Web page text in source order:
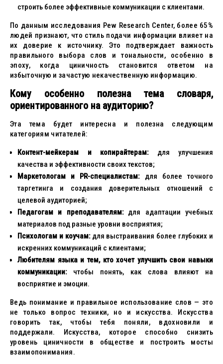
строить более эффективные коммуникации с клиентами.
По данным исследования Pew Research Center, более 65%
людей признают, что стиль подачи информации влияет на
их доверие к источнику. Это подтверждает важность
правильного выбора слов и тональности, особенно в
эпоху, когда циничность становится ответом на
избыточную и зачастую некачественную информацию.
Кому особенно полезна тема словаря,
ориентированного на аудиторию?
Эта тема будет интересна и полезна следующим
категориям читателей:
Контент-мейкерам и копирайтерам:для улучшения
качества и эффективности своих текстов;
Маркетологам и PR-специалистам:для более точного
таргетинга и создания доверительных отношений с
целевой аудиторией;
Педагогам и преподавателям:для адаптации учебных
материалов под разные уровни восприятия;
Психологам и коучам:для выстраивания более глубоких и
искренних коммуникаций с клиентами;
Любителям языка и тем, кто хочет улучшить свои навыки
коммуникации:чтобы понять, как слова влияют на
восприятие и эмоции.
Ведь понимание и правильное использование слов — это
не только вопрос техники, но и искусства. Искусства
говорить так, чтобы тебя поняли, вдохновили и
поддержали. Искусства, которое способно снизить
уровень циничности в обществе и построить мосты
взаимопонимания.